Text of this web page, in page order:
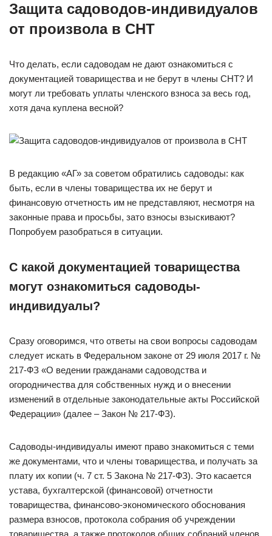
Защита садоводов-индивидуалов
от произвола в СНТ
Что делать, если садоводам не дают ознакомиться с
документацией товарищества и не берут в члены СНТ? И
могут ли требовать уплаты членского взноса за весь год,
хотя дача куплена весной?
В редакцию «АГ» за советом обратились садоводы: как
быть, если в члены товарищества их не берут и
финансовую отчетность им не представляют, несмотря на
законные права и просьбы, зато взносы взыскивают?
Попробуем разобраться в ситуации.
С какой документацией товарищества
могут ознакомиться садоводы-
индивидуалы?
Сразу оговоримся, что ответы на свои вопросы садоводам
следует искать в Федеральном законе от 29 июля 2017 г. №
217-ФЗ «О ведении гражданами садоводства и
огородничества для собственных нужд и о внесении
изменений в отдельные законодательные акты Российской
Федерации» (далее – Закон № 217-ФЗ).
Садоводы-индивидуалы имеют право знакомиться с теми
же документами, что и члены товарищества, и получать за
плату их копии (ч. 7 ст. 5 Закона № 217-ФЗ). Это касается
устава, бухгалтерской (финансовой) отчетности
товарищества, финансово-экономического обоснования
размера взносов, протокола собрания об учреждении
товарищества, а также протоколов общих собраний членов